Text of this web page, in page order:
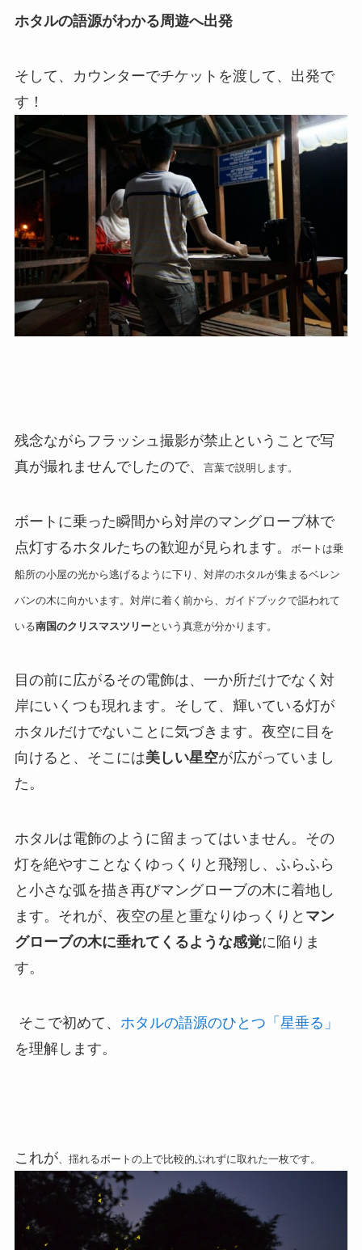
ホタルの語源がわかる周遊へ出発
そして、カウンターでチケットを渡して、出発で
す！
残念ながらフラッシュ撮影が禁止ということで写
真が撮れませんでしたので、
言葉で説明します。
ボートに乗った瞬間から対岸のマングローブ林で
点灯するホタルたちの歓迎が見られます。
ボートは乗
船所の小屋の光から逃げるように下り、対岸のホタルが集まるベレン
バンの木に向かいます。 対岸に着く前から、ガイドブックで謳われて
いる南国のクリスマスツリーという真意が分かります。
目の前に広がるその電飾は、一か所だけでなく対
岸にいくつも現れます。 そして、輝いている灯が
ホタルだけでないことに気づきます。夜空に目を
向けると、そこには美しい星空が広がっていまし
た。
ホタルは電飾のように留まってはいません。 その
灯を絶やすことなくゆっくりと飛翔し、ふらふら
と小さな弧を描き再びマングローブの木に着地し
ます。それが、夜空の星と重なりゆっくりと マン
グローブの木に垂れてくるような感覚に陥りま
す。
そこで初めて、 ホタルの語源のひとつ「星垂る」
を理解します。
これが、揺れるボートの上で比較的ぶれずに取れた一枚です。